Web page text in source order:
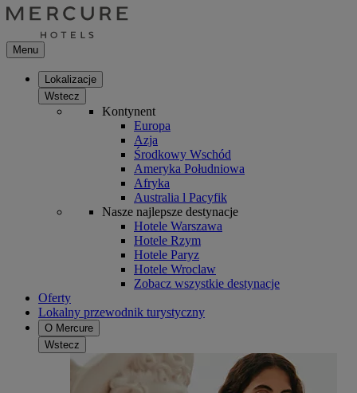
Menu
Lokalizacje
Wstecz
Kontynent
Europa
Azja
Środkowy Wschód
Ameryka Południowa
Afryka
Australia l Pacyfik
Nasze najlepsze destynacje
Hotele Warszawa
Hotele Rzym
Hotele Paryz
Hotele Wroclaw
Zobacz wszystkie destynacje
Oferty
Lokalny przewodnik turystyczny
O Mercure
Wstecz